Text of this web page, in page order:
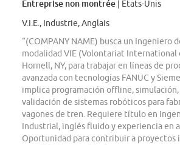
Entreprise non montrée | Etats-Unis
V.I.E., Industrie, Anglais
“(COMPANY NAME) busca un Ingeniero
modalidad VIE (Volontariat International
Hornell, NY, para trabajar en líneas de
avanzada con tecnologías FANUC y
implica programación offline,
validación de sistemas robóticos para
vagones de tren. Requiere título en
Industrial, inglés fluido y experiencia en
Oportunidad para contribuir a proyectos